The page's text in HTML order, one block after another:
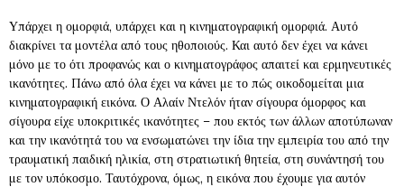
Υπάρχει η ομορφιά, υπάρχει και η κινηματογραφική ομορφιά. Αυτό
διακρίνει τα μοντέλα από τους ηθοποιούς. Και αυτό δεν έχει να κάνει
μόνο με το ότι προφανώς και ο κινηματογράφος απαιτεί και ερμηνευτικές
ικανότητες. Πάνω από όλα έχει να κάνει με το πώς οικοδομείται μια
κινηματογραφική εικόνα. Ο Αλαίν Ντελόν ήταν σίγουρα όμορφος και
σίγουρα είχε υποκριτικές ικανότητες – που εκτός των άλλων αποτύπωναν
και την ικανότητά του να ενσωματώνει την ίδια την εμπειρία του από την
τραυματική παιδική ηλικία, στη στρατιωτική θητεία, στη συνάντησή του
με τον υπόκοσμο. Ταυτόχρονα, όμως, η εικόνα που έχουμε για αυτόν